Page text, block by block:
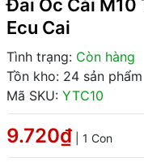
Đai Ốc Cài M10
Ecu Cai
Tình trạng: Còn hàng
Tồn kho: 24 sản phẩm
Mã SKU: YTC10
9.720₫ | 1 Con